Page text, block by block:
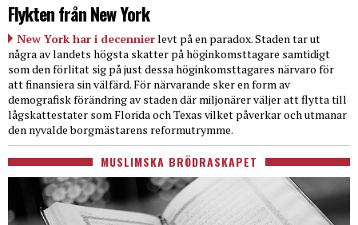
Flykten från New York
New York har i decennierlevt på en paradox. Staden tar ut
några av landets högsta skatter på höginkomsttagare samtidigt
som den förlitat sig på just dessa höginkomsttagares närvaro för
att finansiera sin välfärd. För närvarande sker en form av
demografisk förändring av staden där miljonärer väljer att flytta till
lågskattestater som Florida och Texas vilket påverkar och utmanar
den nyvalde borgmästarens reformutrymme.
MUSLIMSKA BRÖDRASKAPET